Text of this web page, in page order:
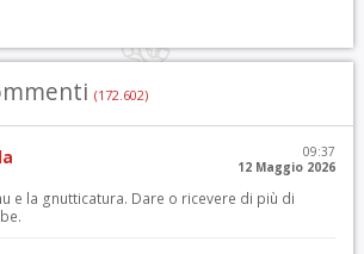
(172.602)
09:37
12 Maggio 2026
e la gnutticatura. Dare o ricevere di più di